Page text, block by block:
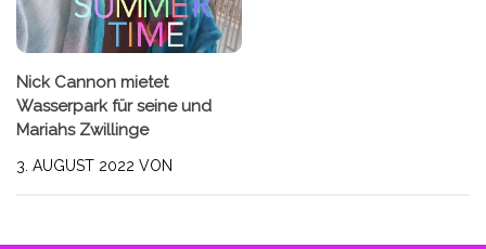
Nick Cannon mietet
Wasserpark für seine und
Mariahs Zwillinge
3. AUGUST 2022 VON